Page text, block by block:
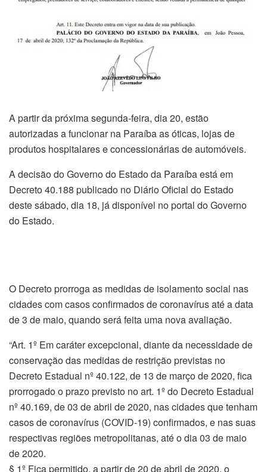
A partir da próxima segunda-feira, dia 20, estão
autorizadas a funcionar na Paraíba as óticas, lojas de
produtos hospitalares e concessionárias de automóveis.
A decisão do Governo do Estado da Paraíba está em
Decreto 40.188 publicado no Diário Oficial do Estado
deste sábado, dia 18, já disponível no portal do Governo
do Estado.
O Decreto prorroga as medidas de isolamento social nas
cidades com casos confirmados de coronavírus até a data
de 3 de maio, quando será feita uma nova avaliação.
“Art. 1º Em caráter excepcional, diante da necessidade de
conservação das medidas de restrição previstas no
Decreto Estadual nº 40.122, de 13 de março de 2020, fica
prorrogado o prazo previsto no art. 1º do Decreto Estadual
nº 40.169, de 03 de abril de 2020, nas cidades que tenham
casos de coronavírus (COVID-19) confirmados, e nas suas
respectivas regiões metropolitanas, até o dia 03 de maio
de 2020.
§ 1º Fica permitido, a partir de 20 de abril de 2020, o